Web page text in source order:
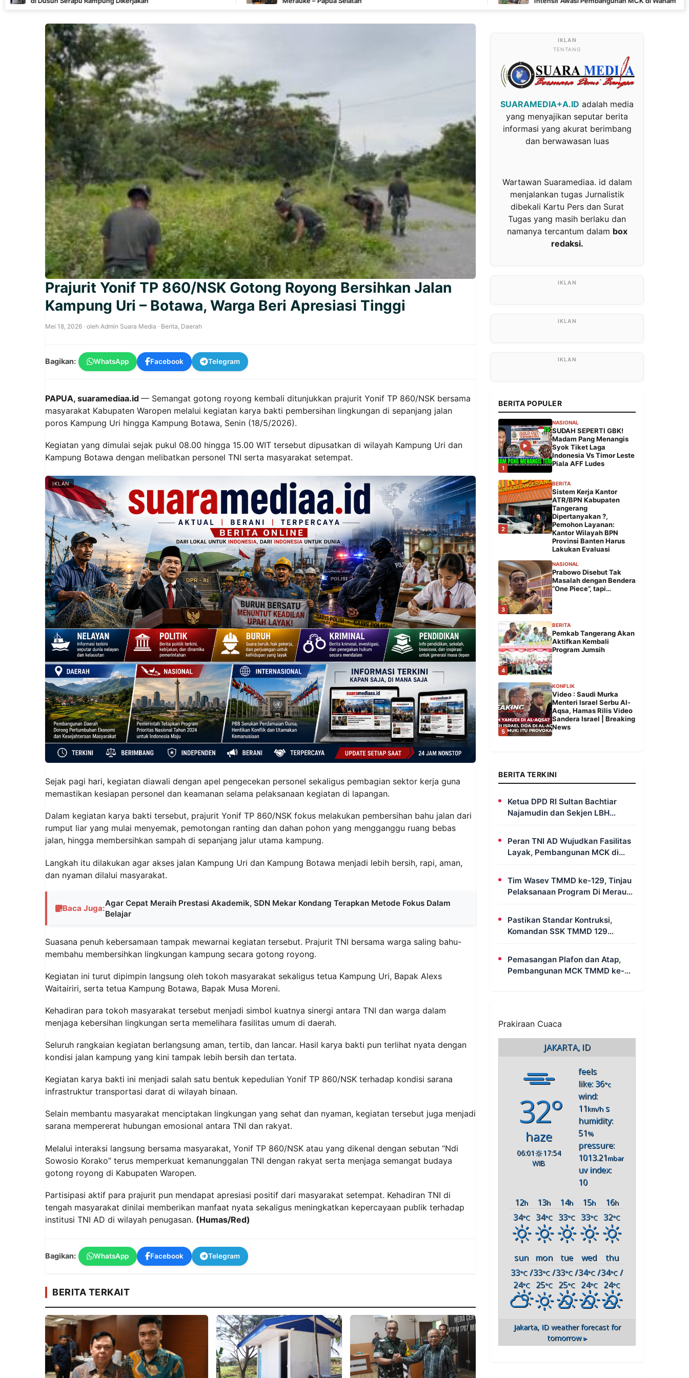
Prajurit Yonif TP 860/NSK Gotong Royong Bersihkan Jalan
Kampung Uri – Botawa, Warga Beri Apresiasi Tinggi
Mei 18, 2026 · oleh Admin Suara Media · Berita Daerah
Bagikan: WhatsApp Facebook Telegram
PAPUA, suaramediaa.id — Semangat gotong royong kembali ditunjukkan prajurit Yonif TP 860/NSK bersama
masyarakat Kabupaten Waropen melalui kegiatan karya bakti pembersihan lingkungan di sepanjang jalan
poros Kampung Uri hingga Kampung Botawa, Senin (18/5/2026).
Kegiatan yang dimulai sejak pukul 08.00 hingga 15.00 WIT tersebut dipusatkan di wilayah Kampung Uri dan
Kampung Botawa dengan melibatkan personel TNI serta masyarakat setempat.
IKLAN
Sejak pagi hari, kegiatan diawali dengan apel pengecekan personel sekaligus pembagian sektor kerja guna
memastikan kesiapan personel dan keamanan selama pelaksanaan kegiatan di lapangan.
Dalam kegiatan karya bakti tersebut, prajurit Yonif TP 860/NSK fokus melakukan pembersihan bahu jalan dari
rumput liar yang mulai menyemak, pemotongan ranting dan dahan pohon yang mengganggu ruang bebas
jalan, hingga membersihkan sampah di sepanjang jalur utama kampung.
Langkah itu dilakukan agar akses jalan Kampung Uri dan Kampung Botawa menjadi lebih bersih, rapi, aman,
dan nyaman dilalui masyarakat.
Baca Juga:
Agar Cepat Meraih Prestasi Akademik, SDN Mekar Kondang Terapkan Metode Fokus Dalam
Belajar
Suasana penuh kebersamaan tampak mewarnai kegiatan tersebut. Prajurit TNI bersama warga saling bahu-
membahu membersihkan lingkungan kampung secara gotong royong.
Kegiatan ini turut dipimpin langsung oleh tokoh masyarakat sekaligus tetua Kampung Uri, Bapak Alexs
Waitairiri, serta tetua Kampung Botawa, Bapak Musa Moreni.
Kehadiran para tokoh masyarakat tersebut menjadi simbol kuatnya sinergi antara TNI dan warga dalam
menjaga kebersihan lingkungan serta memelihara fasilitas umum di daerah.
Seluruh rangkaian kegiatan berlangsung aman, tertib, dan lancar. Hasil karya bakti pun terlihat nyata dengan
kondisi jalan kampung yang kini tampak lebih bersih dan tertata.
Kegiatan karya bakti ini menjadi salah satu bentuk kepedulian Yonif TP 860/NSK terhadap kondisi sarana
infrastruktur transportasi darat di wilayah binaan.
Selain membantu masyarakat menciptakan lingkungan yang sehat dan nyaman, kegiatan tersebut juga menjadi
sarana mempererat hubungan emosional antara TNI dan rakyat.
Melalui interaksi langsung bersama masyarakat, Yonif TP 860/NSK atau yang dikenal dengan sebutan “Ndi
Sowosio Korako” terus memperkuat kemanunggalan TNI dengan rakyat serta menjaga semangat budaya
gotong royong di Kabupaten Waropen.
Partisipasi aktif para prajurit pun mendapat apresiasi positif dari masyarakat setempat. Kehadiran TNI di
tengah masyarakat dinilai memberikan manfaat nyata sekaligus meningkatkan kepercayaan publik terhadap
institusi TNI AD di wilayah penugasan. (Humas/Red)
Bagikan: WhatsApp Facebook Telegram
BERITA TERKAIT
TENTANG
SUARAMEDIA+A.ID adalah media
yang menyajikan seputar berita
informasi yang akurat berimbang
dan berwawasan luas
Wartawan Suaramediaa. id dalam
menjalankan tugas Jurnalistik
dibekali Kartu Pers dan Surat
Tugas yang masih berlaku dan
namanya tercantum dalam box
redaksi.
BERITA POPULER
1
NASIONAL
SUDAH SEPERTI GBK!
Madam Pang Menangis
Syok Tiket Laga
Indonesia Vs Timor Leste
Piala AFF Ludes
2
BERITA
Sistem Kerja Kantor
ATR/BPN Kabupaten
Tangerang
Dipertanyakan ?,
Pemohon Layanan:
Kantor Wilayah BPN
Provinsi Banten Harus
Lakukan Evaluasi
3
NASIONAL
Prabowo Disebut Tak
Masalah dengan Bendera
“One Piece”, tapi…
4
BERITA
Pemkab Tangerang Akan
Aktifkan Kembali
Program Jumsih
5
KONFLIK
Video : Saudi Murka
Menteri Israel Serbu Al-
Aqsa, Hamas Rilis Video
Sandera Israel | Breaking
News
BERITA TERKINI
Ketua DPD RI Sultan Bachtiar
Najamudin dan Sekjen LBH
FERADI Yoshua Rivaldo Bahas
Geopolitik dan Supremasi Hukum
Peran TNI AD Wujudkan Fasilitas
Layak, Pembangunan MCK di
Dusun Serapu Rampung
Dikerjakan
Tim Wasev TMMD ke-129, Tinjau
Pelaksanaan Program Di Merauke
– Papua Selatan
Pastikan Standar Kontruksi,
Komandan SSK TMMD 129
Intensif Awasi Pembangunan
Pemasangan Plafon dan Atap,
Pembangunan MCK TMMD ke-
Prakiraan Cuaca
JAKARTA, ID
32°
haze
06:01
17:54
WIB
feels
like: 36°c
wind:
11km/h s
humidity:
51%
pressure:
1013.21mbar
uv index:
10
12h 13h 14h 15h 16h
34°C 34°C 33°C 33°C 32°C
sun mon tue wed
thu
33°C/
24°C
33°C/
25°C
33°C/
25°C
34°C/
24°C
34°C /
24°C
Jakarta, IDweather forecast for
tomorrow ▸